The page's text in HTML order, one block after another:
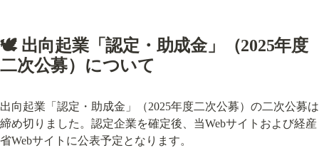
🕊️ 出向起業「認定・助成金」（2025年度
二次公募）について
出向起業「認定・助成金」（2025年度二次公募）の二次公募は
締め切りました。認定企業を確定後、当Webサイトおよび経産
省Webサイトに公表予定となります。